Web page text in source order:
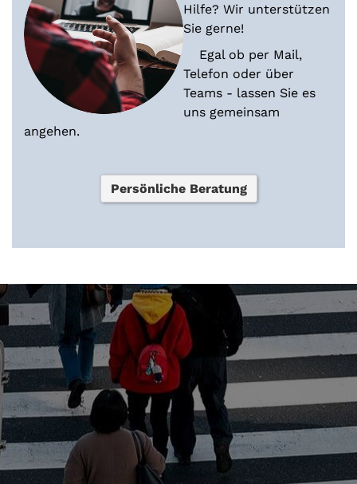
Hilfe? Wir unterstützen
Sie gerne!
Egal ob per Mail,
Telefon oder über
Teams - lassen Sie es
uns gemeinsam
angehen.
Persönliche Beratung